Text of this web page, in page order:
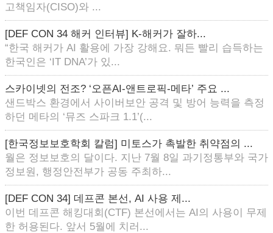
고책임자(CISO)와 ...
[DEF CON 34 해커 인터뷰] K-해커가 잘하...
“한국 해커가 AI 활용에 가장 강해요. 뭐든 빨리 습득하는
한국인은 ‘IT DNA’가 있...
스카이넷의 전조? ‘오픈AI-앤트로픽-메타’ 주요 ...
샌드박스 환경에서 사이버보안 공격 및 방어 능력을 측정
하던 메타의 ‘뮤즈 스파크 1.1’(...
[한국정보보호학회 칼럼] 미토스가 촉발한 취약점의 ...
월은 정보보호의 달이다. 지난 7월 8일 과기정통부와 국가
정보원, 행정안전부가 공동 주최하...
[DEF CON 34] 데프콘 본선, AI 사용 제...
이번 데프콘 해킹대회(CTF) 본선에서는 AI의 사용이 무제
한 허용된다. 앞서 5월에 치러...